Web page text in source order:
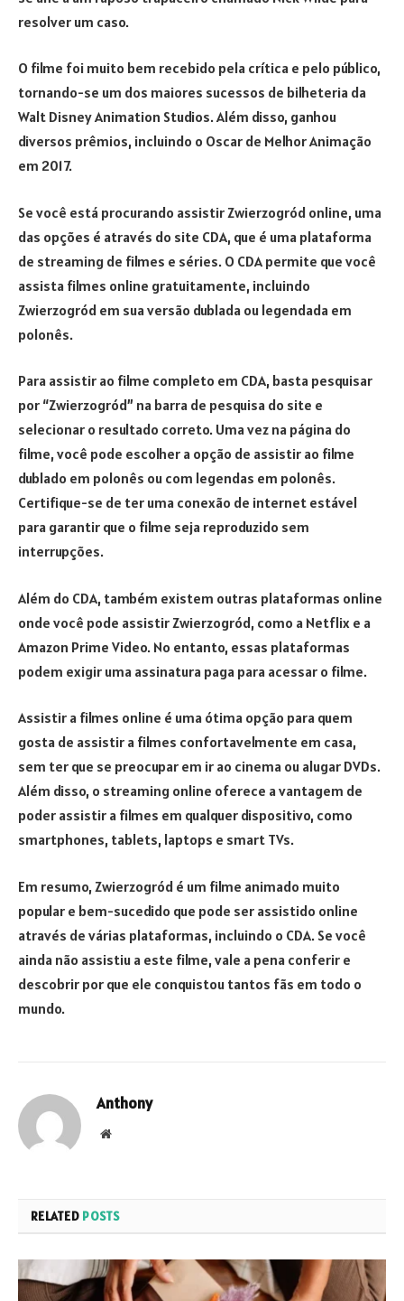
resolver um caso.
O filme foi muito bem recebido pela crítica e pelo público,
tornando-se um dos maiores sucessos de bilheteria da
Walt Disney Animation Studios. Além disso, ganhou
diversos prêmios, incluindo o Oscar de Melhor Animação
em 2017.
Se você está procurando assistir Zwierzogród online, uma
das opções é através do site CDA, que é uma plataforma
de streaming de filmes e séries. O CDA permite que você
assista filmes online gratuitamente, incluindo
Zwierzogród em sua versão dublada ou legendada em
polonês.
Para assistir ao filme completo em CDA, basta pesquisar
por “Zwierzogród” na barra de pesquisa do site e
selecionar o resultado correto. Uma vez na página do
filme, você pode escolher a opção de assistir ao filme
dublado em polonês ou com legendas em polonês.
Certifique-se de ter uma conexão de internet estável
para garantir que o filme seja reproduzido sem
interrupções.
Além do CDA, também existem outras plataformas online
onde você pode assistir Zwierzogród, como a Netflix e a
Amazon Prime Video. No entanto, essas plataformas
podem exigir uma assinatura paga para acessar o filme.
Assistir a filmes online é uma ótima opção para quem
gosta de assistir a filmes confortavelmente em casa,
sem ter que se preocupar em ir ao cinema ou alugar DVDs.
Além disso, o streaming online oferece a vantagem de
poder assistir a filmes em qualquer dispositivo, como
smartphones, tablets, laptops e smart TVs.
Em resumo, Zwierzogród é um filme animado muito
popular e bem-sucedido que pode ser assistido online
através de várias plataformas, incluindo o CDA. Se você
ainda não assistiu a este filme, vale a pena conferir e
descobrir por que ele conquistou tantos fãs em todo o
mundo.
Anthony
Website
RELATED POSTS